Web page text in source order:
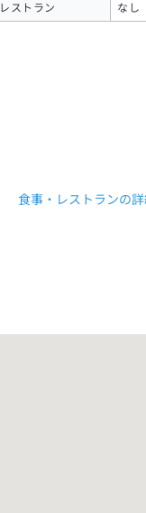
レストラン なし
食事・レストランの